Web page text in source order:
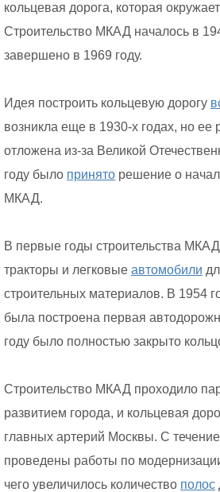
кольцевая дорога, которая окружает
Строительство МКАД началось в
завершено в 1969 году.
Идея построить кольцевую дорогу
возникла еще в 1930-х годах, но ее
отложена из-за Великой
году было принято решение о
МКАД.
В первые годы строительства
тракторы и легковые автомобили
строительных материалов. В 1954
была построена первая
году было полностью закрыто
Строительство МКАД проходило
развитием города, и кольцевая
главных артерий Москвы. С
проведены работы по
чего увеличилось количество полос